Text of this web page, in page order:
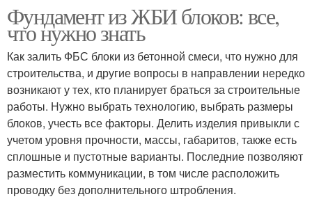
Фундамент из ЖБИ блоков: все,
что нужно знать
Как залить ФБС блоки из бетонной смеси, что нужно для
строительства, и другие вопросы в направлении нередко
возникают у тех, кто планирует браться за строительные
работы. Нужно выбрать технологию, выбрать размеры
блоков, учесть все факторы. Делить изделия привыкли с
учетом уровня прочности, массы, габаритов, также есть
сплошные и пустотные варианты. Последние позволяют
разместить коммуникации, в том числе расположить
проводку без дополнительного штробления.